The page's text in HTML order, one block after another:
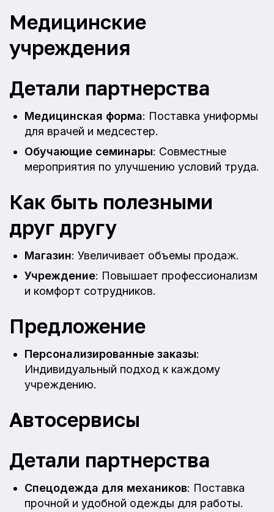
Медицинские
учреждения
Детали партнерства
Медицинская форма: Поставка униформы
для врачей и медсестер.
Обучающие семинары: Совместные
мероприятия по улучшению условий труда.
Как быть полезными
друг другу
Магазин: Увеличивает объемы продаж.
Учреждение: Повышает профессионализм
и комфорт сотрудников.
Предложение
Персонализированные заказы:
Индивидуальный подход к каждому
учреждению.
Автосервисы
Детали партнерства
Спецодежда для механиков: Поставка
прочной и удобной одежды для работы.